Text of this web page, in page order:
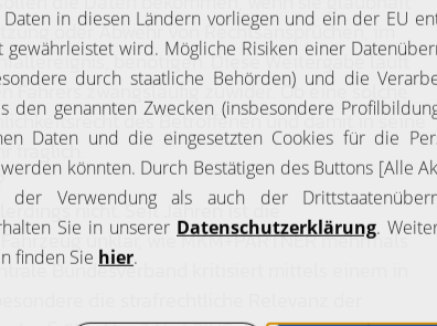
oder Abwehr von Rechtsansprüchen, im
benötigen. Diese Weitergabe läuft
Fahrers zwangsläufig zuwider. Ob eine solche
des Betroffenen und damit in seine
fraglich.
nicht. Seit Jahren ist die
unklar, wie MKM+PARTNER mehrmals
Bundesverband kritisiert mittels einem in
die strafrechtliche Relevanz der